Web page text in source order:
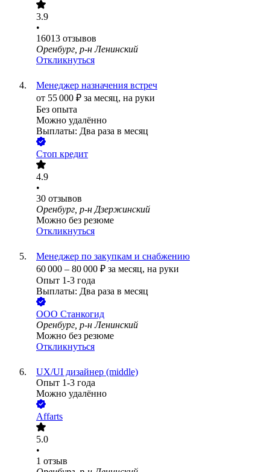
3.9
•
16013 отзывов
Оренбург, р-н Ленинский
Откликнуться
Менеджер назначения встреч
от 55 000 ₽ за месяц, на руки
Без опыта
Можно удалённо
Выплаты: Два раза в месяц
Стоп кредит
4.9
•
30 отзывов
Оренбург, р-н Дзержинский
Можно без резюме
Откликнуться
Менеджер по закупкам и снабжению
60 000 – 80 000 ₽ за месяц, на руки
Опыт 1-3 года
Выплаты: Два раза в месяц
ООО Станкогид
Оренбург, р-н Ленинский
Можно без резюме
Откликнуться
UX/UI дизайнер (middle)
Опыт 1-3 года
Можно удалённо
Affarts
5.0
•
1 отзыв